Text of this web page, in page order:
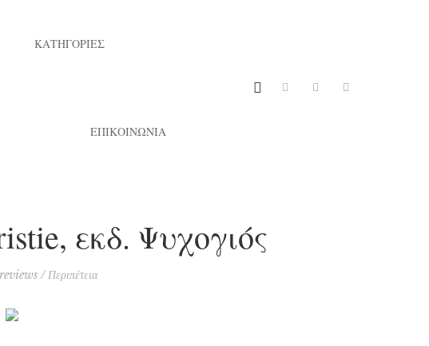
ΚΑΤΗΓΟΡΙΕΣ
ΕΠΙΚΟΙΝΩΝΙΑ
εκδ. Ψυχογιός
/Περιπέτεια